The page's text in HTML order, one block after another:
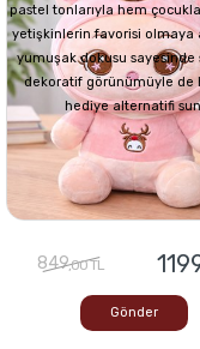
pastel tonlarıyla hem
yetişkinlerin favorisi olmaya
yumuşak dokusu sayesinde
dekoratif görünümüyle de
hediye alternatifi
849,00 TL
Gönder